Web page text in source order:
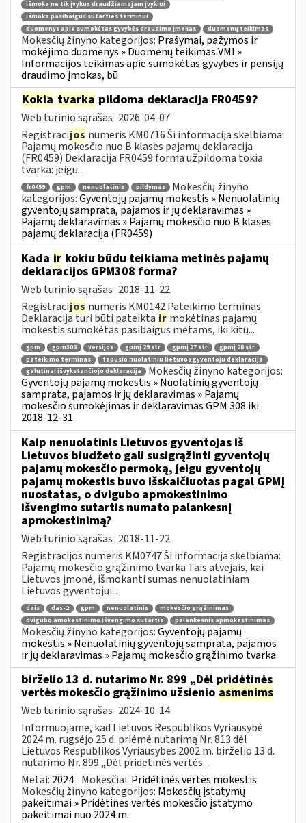
išmoka ne tik įvykus draudžiamajam įvykiui
išmoka pasibaigus sutarties terminui
duomenys apie sumokėtas gyvybės draudimo įmokas
duomenų teikimas
Mokesčių žinyno kategorijos: Prašymai, pažymos ir
mokėjimo duomenys » Duomenų teikimas VMI »
Informacijos teikimas apie sumokėtas gyvybės ir pensijų
draudimo įmokas, bū
Kokia tvarka pildoma deklaracija FR0459?
Web turinio sąrašas 2026-04-07
Registracijos numeris KM0716 Ši informacija skelbiama:
Pajamų mokesčio nuo B klasės pajamų deklaracija
(FR0459) Deklaracija FR0459 forma užpildoma tokia
tvarka: jeigu...
fr0459 gpm nenuolatinis pildymas
Mokesčių žinyno
kategorijos:Gyventojų pajamų mokestis » Nenuolatinių
gyventojų samprata, pajamos ir jų deklaravimas »
Pajamų deklaravimas » Pajamų mokesčio nuo B klasės
pajamų deklaracija (FR0459)
Kada ir kokiu būdu teikiama metinės pajamų
deklaracijos GPM308 forma?
Web turinio sąrašas 2018-11-22
Registracijos numeris KM0142 Pateikimo terminas
Deklaracija turi būti pateikta ir mokėtinas pajamų
mokestis sumokėtas pasibaigus metams, iki kitų...
gpm gpm308 versijos gpmį 29 str gpmį 27 str
gpmį 28 str
pateikimo terminas
tapusio nuolatiniu lietuvos gyventoju deklaracija
galutinai išvykstančiojo deklaracija
Mokesčių žinyno kategorijos:
Gyventojų pajamų mokestis » Nuolatinių gyventojų
samprata, pajamos ir jų deklaravimas » Pajamų
mokesčio sumokėjimas ir deklaravimas GPM 308 iki
2018-12-31
Kaip nenuolatinis Lietuvos gyventojas iš
Lietuvos biudžeto gali susigrąžinti gyventojų
pajamų mokesčio permoką, jeigu gyventojų
pajamų mokestis buvo išskaičiuotas pagal GPMĮ
nuostatas, o dvigubo apmokestinimo
išvengimo sutartis numato palankesnį
apmokestinimą?
Web turinio sąrašas 2018-11-22
Registracijos numeris KM0747 Ši informacija skelbiama:
Pajamų mokesčio grąžinimo tvarka Tais atvejais, kai
Lietuvos įmonė, išmokanti sumas nenuolatiniam
Lietuvos gyventojui...
dais das-2 gpm nenuolatinis
mokesčio grąžinimas
dvigubo amokestinimo išvengimo sutartis
palankesnis apmokestinimas
Mokesčių žinyno kategorijos:Gyventojų pajamų
mokestis » Nenuolatinių gyventojų samprata, pajamos
ir jų deklaravimas » Pajamų mokesčio grąžinimo tvarka
birželio 13 d. nutarimo Nr. 899 „Dėl pridėtinės
vertės mokesčio grąžinimo užsienio asmenims
Web turinio sąrašas 2024-10-14
Informuojame, kad Lietuvos Respublikos Vyriausybė
2024 m. rugsėjo 25 d. priėmė nutarimą Nr. 813 dėl
Lietuvos Respublikos Vyriausybės 2002 m. birželio 13 d.
nutarimo Nr. 899 „Dėl pridėtinės vertės...
Metai: 2024 Mokesčiai: Pridėtinės vertės mokestis
Mokesčių žinyno kategorijos: Mokesčių įstatymų
pakeitimai » Pridėtinės vertės mokesčio įstatymo
pakeitimai nuo 2024 m.